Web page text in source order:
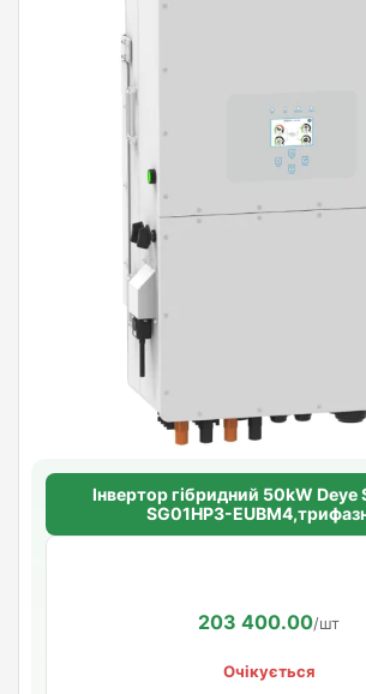
Інвертор гібридний 50kW Deye
SG01HP3-
203 400.00/шт
Очікується